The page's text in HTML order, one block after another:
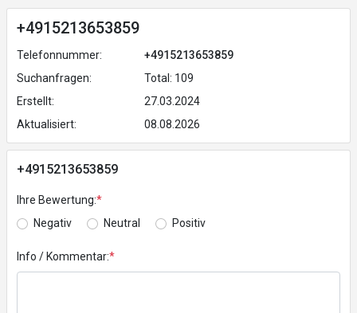
+4915213653859
Telefonnummer:
+4915213653859
Suchanfragen:
Total: 109
Erstellt:
27.03.2024
Aktualisiert:
08.08.2026
+4915213653859
Ihre Bewertung:*
Negativ
Neutral Positiv
Info / Kommentar:*